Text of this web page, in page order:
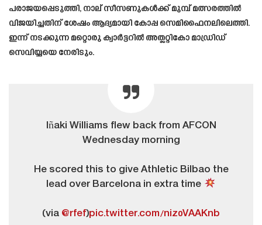
പരാജയപ്പെടുത്തി, നാല് സീസണുകൾക്ക് മുമ്പ് മത്സരത്തിൽ
വിജയിച്ചതിന് ശേഷം ആദ്യമായി കോപ്പ സെമിഫൈനലിലെത്തി.
ഇന്ന് നടക്കുന്ന മറ്റൊരു ക്വാർട്ടറിൽ അത്ലറ്റികോ മാഡ്രിഡ്
സെവിയ്യയെ നേരിടും.
Iñaki Williams flew back from AFCON
Wednesday morning
He scored this to give Athletic Bilbao the
lead over Barcelona in extra time
(via @rfef)pic.twitter.com/niz0VAAKnb